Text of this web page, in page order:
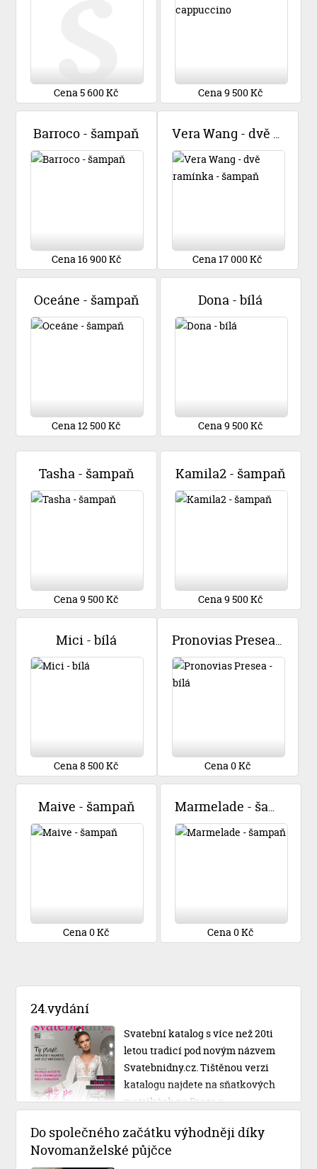
Cena 5 600 Kč Cena 9 500 Kč
Barroco - šampaň
Cena 16 900 Kč
Vera Wang - dvě ramínka - šampaň
Cena 17 000 Kč
Oceáne - šampaň
Cena 12 500 Kč
Dona - bílá
Cena 9 500 Kč
Tasha - šampaň
Cena 9 500 Kč
Kamila2 - šampaň
Cena 9 500 Kč
Mici - bílá
Cena 8 500 Kč
Pronovias Presea - bílá
Cena 0 Kč
Maive - šampaň
Cena 0 Kč
Marmelade - šampaň
Cena 0 Kč
24.vydání
Svatební katalog s více než 20ti
letou tradicí pod novým názvem
Svatebnidny.cz. Tištěnou verzi
katalogu najdete na sňatkových
matrikách po Praze a
Do společného začátku výhodněji díky
Novomanželské půjčce